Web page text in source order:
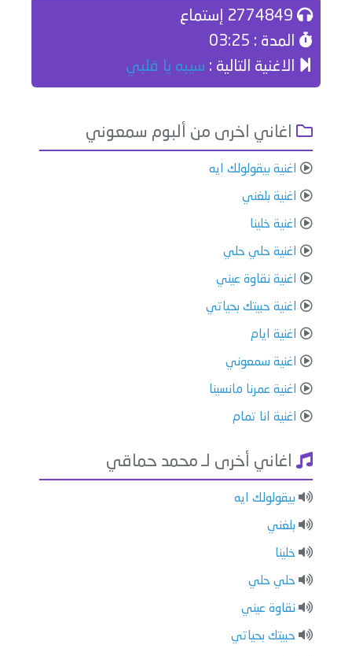
المدة : 03:25
الاغنية التالية : سيبه يا قلبي
اغاني اخرى من ألبوم سمعوني
اغنية بيقولولك ايه
اغنية بلغني
اغنية خلينا
اغنية حلي حلي
اغنية نقاوة عيني
اغنية حبيتك بحياتي
اغنية ايام
اغنية سمعوني
اغنية عمرنا مانسينا
اغنية انا تمام
اغاني أخرى لـ محمد حماقي
بيقولولك ايه
بلغني
خلينا
حلي حلي
نقاوة عيني
حبيتك بحياتي